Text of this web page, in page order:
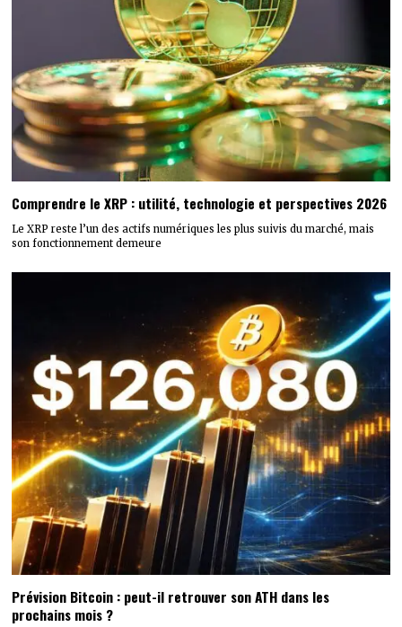
Comprendre le XRP : utilité, technologie et perspectives 2026
Le XRP reste l’un des actifs numériques les plus suivis du marché, mais
son fonctionnement demeure
Prévision Bitcoin : peut-il retrouver son ATH dans les
prochains mois ?